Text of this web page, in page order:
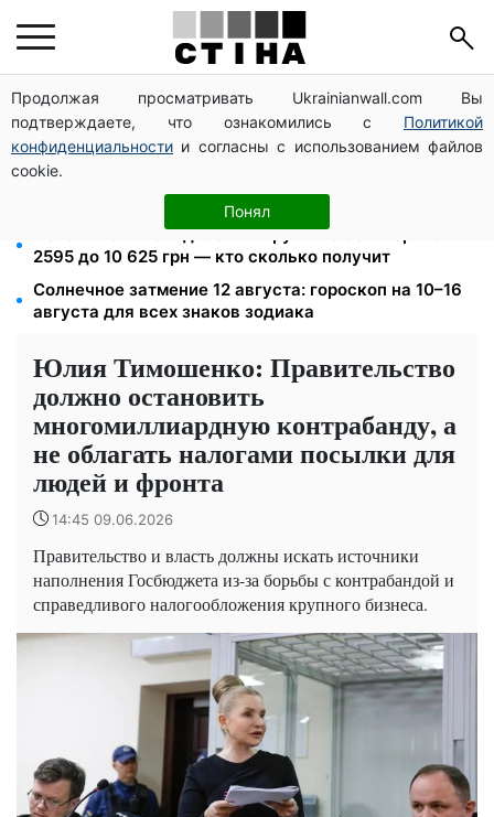
Продолжая просматривать Ukrainianwall.com Вы
подтверждаете, что ознакомились с Политикой
конфиденциальности и согласны с использованием файлов
cookie.
Понял
Фейковые сайты сервисных центров МВД:
мошенники выманивают деньги у водителей перед
выездом за границу
120 000 грн на авто: компенсацию для ветеранов
хотят распространить на III группу инвалидности
Пенсия по инвалидности III группы с сентября: от
2595 до 10 625 грн — кто сколько получит
Солнечное затмение 12 августа: гороскоп на 10–16
августа для всех знаков зодиака
Юлия Тимошенко: Правительство
должно остановить
многомиллиардную контрабанду, а
не облагать налогами посылки для
людей и фронта
14:45 09.06.2026
Правительство и власть должны искать источники
наполнения Госбюджета из-за борьбы с контрабандой и
справедливого налогообложения крупного бизнеса.